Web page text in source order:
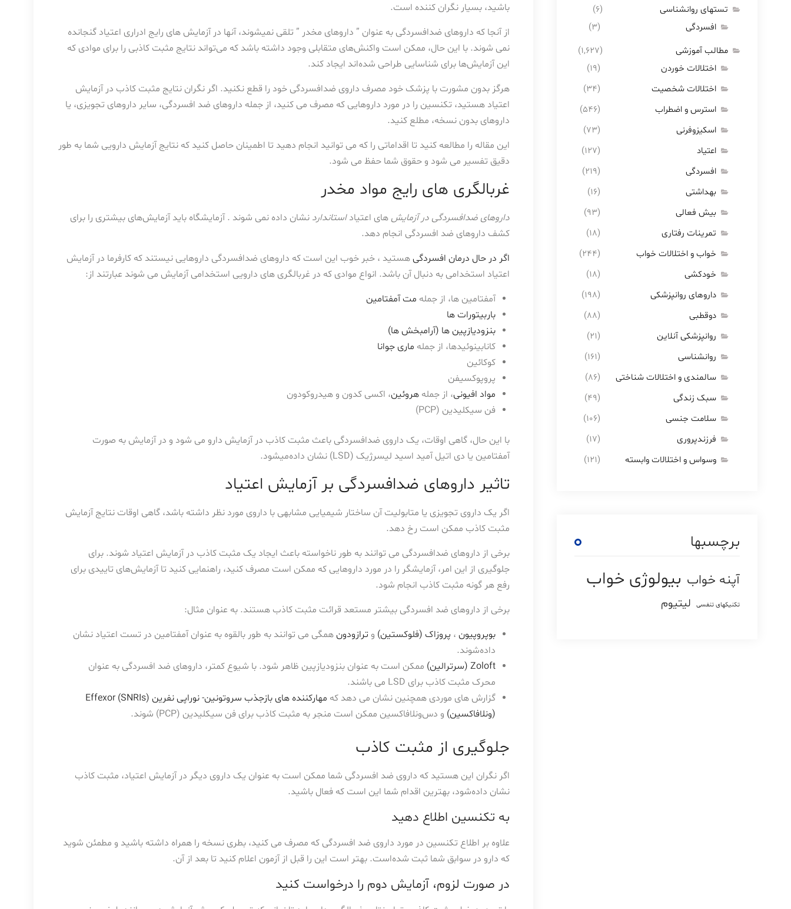
باشید، بسیار نگران کننده است.
از آنجا که داروهای ضدافسردگی به عنوان ” داروهای مخدر ” تلقی نمیشوند، آنها در آزمایش های رایج ادراری اعتیاد گنجانده
نمی شوند. با این حال، ممکن است واکنش‌های متقابلی وجود داشته باشد که می‌تواند نتایج مثبت کاذبی را برای موادی که
این آزمایش‌ها برای شناسایی طراحی شده‌اند ایجاد کند.
هرگز بدون مشورت با پزشک خود مصرف داروی ضدافسردگی خود را قطع نکنید. اگر نگران نتایج مثبت کاذب در آزمایش
اعتیاد هستید، تکنسین را در مورد داروهایی که مصرف می کنید، از جمله داروهای ضد افسردگی، سایر داروهای تجویزی، یا
داروهای بدون نسخه، مطلع کنید.
این مقاله را مطالعه کنید تا اقداماتی را که می توانید انجام دهید تا اطمینان حاصل کنید که نتایج آزمایش دارویی شما به طور
دقیق تفسیر می شود و حقوق شما حفظ می شود.
غربالگری های رایج مواد مخدر
داروهای ضدافسردگی در آزمایش های اعتیاداستاندارد نشان داده نمی شوند . آزمایشگاه باید آزمایش‌های بیشتری را برای
کشف داروهای ضد افسردگی انجام دهد.
اگر در حال درمان افسردگی هستید ، خبر خوب این است که داروهای ضدافسردگی داروهایی نیستند که کارفرما در آزمایش
اعتیاد استخدامی به دنبال آن باشد. انواع موادی که در غربالگری های دارویی استخدامی آزمایش می شوند عبارتند از:
آمفتامین ها، از جمله مت آمفتامین
باربیتورات ها
بنزودیازپین ها (آرامبخش ها)
کانابینوئیدها، از جمله ماری جوانا
کوکائین
پروپوکسیفن
مواد افیونی، از جمله هروئین، اکسی کدون و هیدروکودون
فن سیکلیدین (PCP)
با این حال، گاهی اوقات، یک داروی ضدافسردگی باعث مثبت کاذب در آزمایش دارو می شود و در آزمایش به صورت
آمفتامین یا دی اتیل آمید اسید لیسرژیک (LSD) نشان داده‌میشود.
تاثیر داروهای ضدافسردگی بر آزمایش اعتیاد
اگر یک داروی تجویزی یا متابولیت آن ساختار شیمیایی مشابهی با داروی مورد نظر داشته باشد، گاهی اوقات نتایج آزمایش
مثبت کاذب ممکن است رخ دهد.
برخی از داروهای ضدافسردگی می توانند به طور ناخواسته باعث ایجاد یک مثبت کاذب در آزمایش اعتیاد شوند. برای
جلوگیری از این امر، آزمایشگر را در مورد داروهایی که ممکن است مصرف کنید، راهنمایی کنید تا آزمایش‌های تاییدی برای
رفع هر گونه مثبت کاذب انجام شود.
برخی از داروهای ضد افسردگی بیشتر مستعد قرائت مثبت کاذب هستند. به عنوان مثال:
بوپروپیون ، پروزاک (فلوکستین) و ترازودون همگی می توانند به طور بالقوه به عنوان آمفتامین در تست اعتیاد نشان
داده‌شوند.
Zoloft (سرترالین)
ممکن است به عنوان بنزودیازپین ظاهر شود. با شیوع کمتر، داروهای ضد افسردگی به عنوان
محرک مثبت کاذب برای LSD می باشند.
گزارش های موردی همچنین نشان می دهد که مهارکننده های بازجذب سروتونین- نوراپی نفرین (SNRIs)
Effexor
(ونلافاکسین) و دس‌ونلافاکسین ممکن است منجر به مثبت کاذب برای فن سیکلیدین (PCP) شوند.
جلوگیری از مثبت کاذب
اگر نگران این هستید که داروی ضد افسردگی شما ممکن است به عنوان یک داروی دیگر در آزمایش اعتیاد، مثبت کاذب
نشان داده‌شود، بهترین اقدام شما این است که فعال باشید.
به تکنسین اطلاع دهید
علاوه بر اطلاع تکنسین در مورد داروی ضد افسردگی که مصرف می کنید، بطری نسخه را همراه داشته باشید و مطمئن شوید
که دارو در سوابق شما ثبت شده‌است. بهتر است این را قبل از آزمون اعلام کنید تا بعد از آن.
در صورت لزوم، آزمایش دوم را درخواست کنید
تستهای روانشناسی
(۶)
افسردگی
(۳)
مطالب آموزشی
(۱,۶۲۷)
اختلالات خوردن
(۱۹)
اختلالات شخصیت
(۳۴)
استرس و اضطراب
(۵۴۶)
اسکیزوفرنی
(۷۳)
اعتیاد
(۱۲۷)
افسردگی
(۲۱۹)
بهداشتی
(۱۶)
بیش فعالی
(۹۳)
تمرینات رفتاری
(۱۸)
خواب و اختلالات خواب
(۲۴۴)
خودکشی
(۱۸)
داروهای روانپزشکی
(۱۹۸)
دوقطبی
(۸۸)
روانپزشکی آنلاین
(۲۱)
روانشناسی
(۱۶۱)
سالمندی و اختلالات شناختی
(۸۶)
سبک زندگی
(۴۹)
سلامت جنسی
(۱۰۶)
فرزندپروری
(۱۷)
وسواس و اختلالات وابسته
(۱۲۱)
برچسبها
آپنه خواب بیولوژی خواب
تکنیکهای تنفسی لیتیوم